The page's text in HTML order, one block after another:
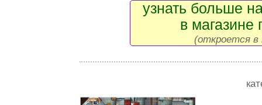
узнать больше
в магазине
(откроется в